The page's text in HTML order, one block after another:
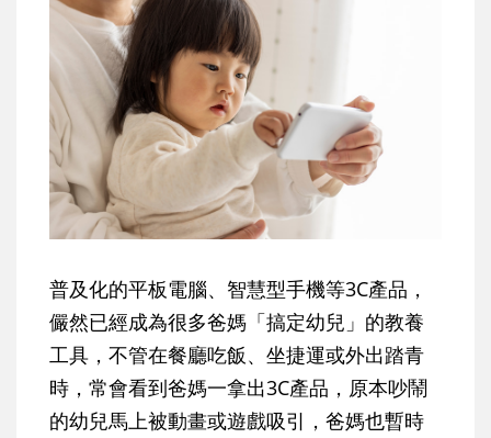
普及化的平板電腦、智慧型手機等3C產品，
儼然已經成為很多爸媽「搞定幼兒」的教養
工具，不管在餐廳吃飯、坐捷運或外出踏青
時，常會看到爸媽一拿出3C產品，原本吵鬧
的幼兒馬上被動畫或遊戲吸引，爸媽也暫時